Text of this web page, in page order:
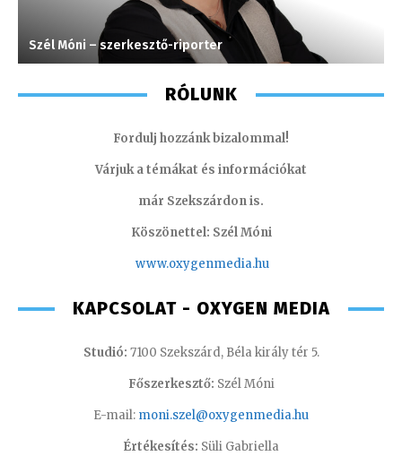
Szél Móni – szerkesztő-riporter
RÓLUNK
Fordulj hozzánk bizalommal!
Várjuk a témákat és információkat
már Szekszárdon is.
Köszönettel: Szél Móni
www.oxygenmedia.hu
KAPCSOLAT - OXYGEN MEDIA
Studió: 7100 Szekszárd, Béla király tér 5.
Főszerkesztő: Szél Móni
E-mail: moni.szel@oxygenmedia.hu
Értékesítés: Süli Gabriella